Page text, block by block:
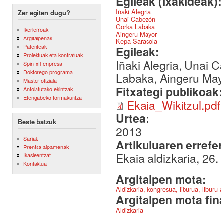
Zer egiten dugu?
Ikerlerroak
Argitalpenak
Patenteak
Proiektuak eta kontratuak
Spin-off enpresa
Doktorego programa
Master ofiziala
Antolatutako ekintzak
Etengabeko formakuntza
Beste batzuk
Sariak
Prentsa aipamenak
Ikasleentzat
Kontaktua
Iñaki Alegria
Unai Cabezón
Gorka Labaka
Aingeru Mayor
Kepa Sarasola
Egileak:
Iñaki Alegria, Unai
Labaka, Aingeru
Fitxategi
Ekaia_Wikitzul.pdf
Urtea:
2013
Artikuluaren
Ekaia aldizkaria,
Argitalpen mota:
Aldizkaria, kongresua, liburua,
Argitalpen mota
Aldizkaria